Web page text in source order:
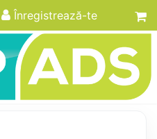
Înregistrează-te